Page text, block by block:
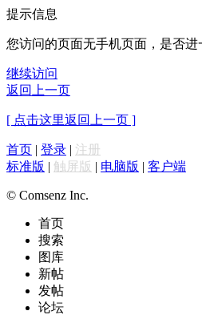
提示信息
您访问的页面无手机页面，是否进
继续访问
返回上一页
[ 点击这里返回上一页 ]
首页 | 登录 | 注册
标准版 | 触屏版 | 电脑版 | 客户端
© Comsenz Inc.
首页
搜索
图库
新帖
发帖
论坛